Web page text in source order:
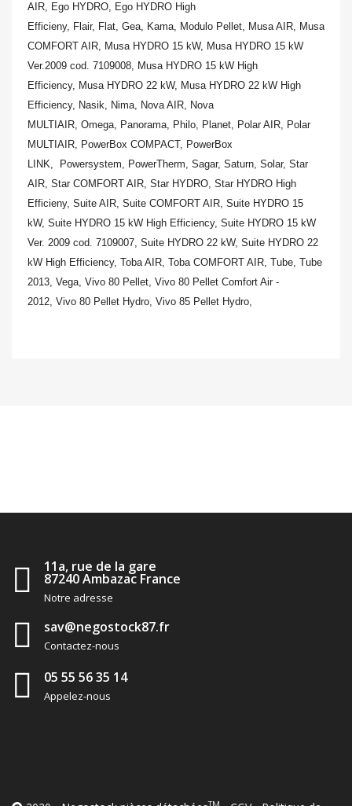
AIR, Ego HYDRO, Ego HYDRO High
Efficieny, Flair, Flat, Gea, Kama, Modulo Pellet, Musa AIR, Musa
COMFORT AIR, Musa HYDRO 15 kW, Musa HYDRO 15 kW
Ver.2009 cod. 7109008, Musa HYDRO 15 kW High
Efficiency, Musa HYDRO 22 kW, Musa HYDRO 22 kW High
Efficiency, Nasik, Nima, Nova AIR, Nova
MULTIAIR, Omega, Panorama, Philo, Planet, Polar AIR, Polar
MULTIAIR, PowerBox COMPACT, PowerBox
LINK,
Powersystem, PowerTherm, Sagar, Saturn, Solar, Star
AIR, Star COMFORT AIR, Star HYDRO, Star HYDRO High
Efficieny, Suite AIR, Suite COMFORT AIR, Suite HYDRO 15
kW, Suite HYDRO 15 kW High Efficiency, Suite HYDRO 15 kW
Ver. 2009 cod. 7109007, Suite HYDRO 22 kW, Suite HYDRO 22
kW High Efficiency, Toba AIR, Toba COMFORT AIR, Tube, Tube
2013, Vega, Vivo 80 Pellet, Vivo 80 Pellet Comfort Air -
2012, Vivo 80 Pellet Hydro, Vivo 85 Pellet Hydro,
11a, rue de la gare
87240 Ambazac France
Notre adresse
sav@negostock87.fr
Contactez-nous
05 55 56 35 14
Appelez-nous